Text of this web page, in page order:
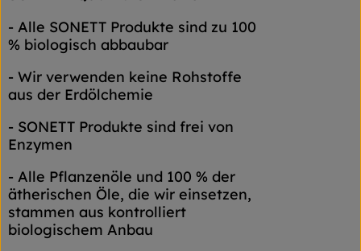
- Alle SONETT Produkte sind zu 100
% biologisch abbaubar
- Wir verwenden keine Rohstoffe
aus der Erdölchemie
- SONETT Produkte sind frei von
Enzymen
- Alle Pflanzenöle und 100 % der
ätherischen Öle, die wir einsetzen,
stammen aus kontrolliert
biologischem Anbau